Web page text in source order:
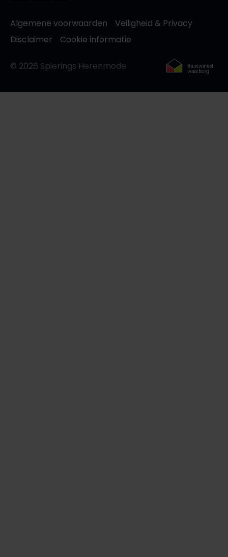
Algemene voorwaarden
Veiligheid & Privacy
Disclaimer
Cookie informatie
© 2026 Spierings Herenmode